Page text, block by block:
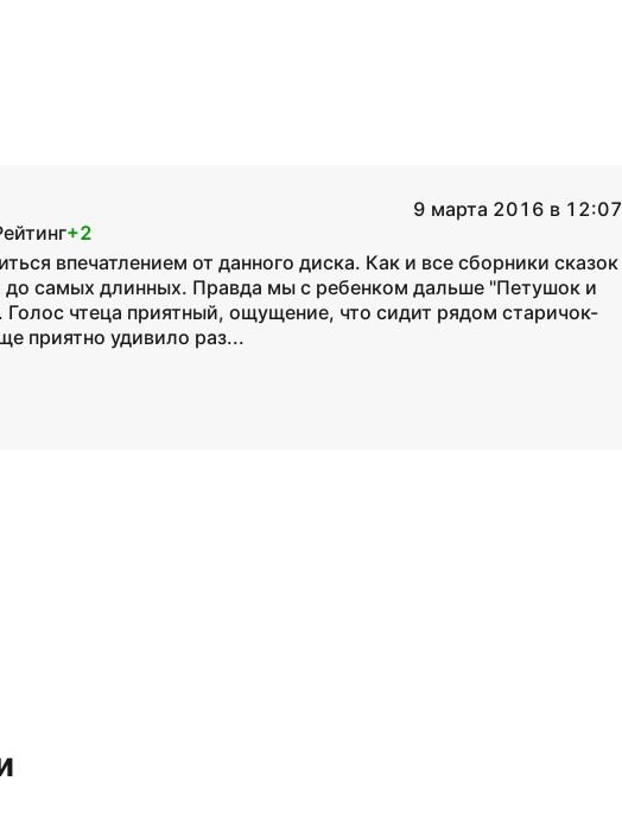
9 марта 2016 в 12:07
+2
впечатлением от данного диска. Как и все сборники сказок
до самых длинных. Правда мы с ребенком дальше "Петушок и
чтеца приятный, ощущение, что сидит рядом старичок-
приятно удивило раз...